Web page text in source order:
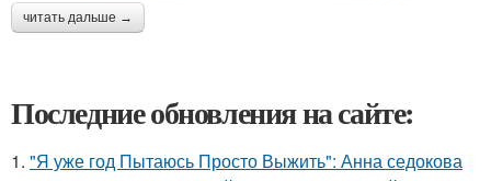
читать дальше →
Последние обновления на сайте:
1. "Я уже год Пытаюсь Просто Выжить": Анна седокова